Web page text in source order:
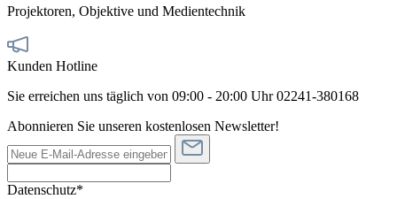
Projektoren, Objektive und Medientechnik
Kunden Hotline
Sie erreichen uns täglich von 09:00 - 20:00 Uhr 02241-380168
Abonnieren Sie unseren kostenlosen Newsletter!
Datenschutz*